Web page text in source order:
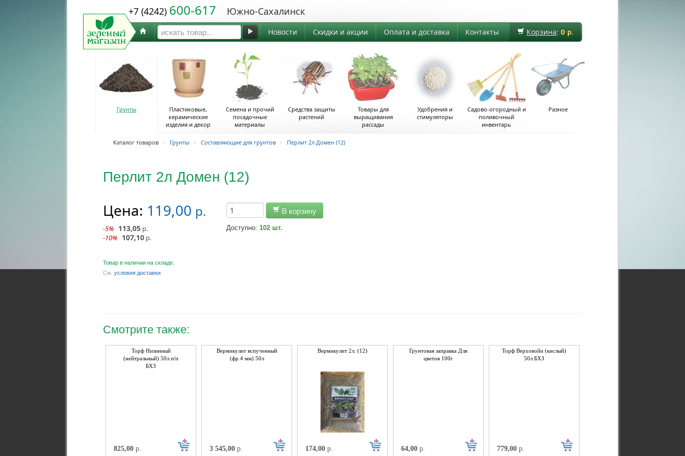
+7 (4242) 600-617 Южно-Сахалинск
Корзина: 0 р.
Новости Скидки и акции Оплата и доставка Контакты
Грунты
Пластиковые,
керамические
изделия и декор
Семена и прочий
посадочные
материалы
Средства защиты
растений
Товары для
выращивания
рассады
Удобрения и
стимуляторы
Садово-огородный и
поливочный
инвентарь
Разное
Каталог товаров > Грунты > Составляющие для грунтов > Перлит 2л Домен (12)
Перлит 2л Домен (12)
Цена: 119,00 р.
-5% 113,05 р.
-10% 107,10 р.
В корзину
Доступно: 102 шт.
Товар в наличии на складе.
См. условия доставки
Смотрите также:
Торф Низинный
(нейтральный) 50л п/п
БХЗ
825,00 р.
Вермикулит вспученный
(фр.4 мм) 50л
3 545,00 р.
Вермикулит 2л. (12)
174,00 р.
Грунтовая заправка Для
цветов 100г
64,00 р.
Торф Верховойи (кислый)
50л БХЗ
779,00 р.